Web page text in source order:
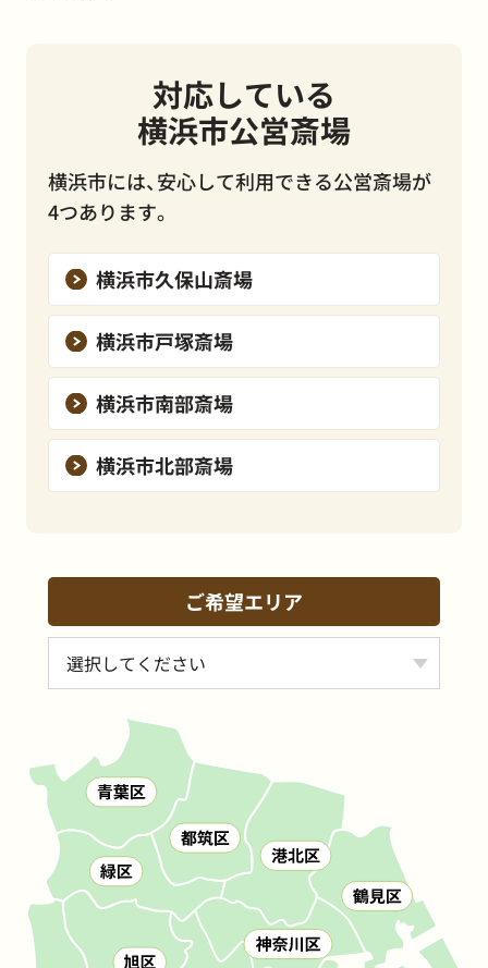
対応している
横浜市公営斎場
横浜市には、安心して利用できる公営斎場が
4つあります。
横浜市久保山斎場
横浜市戸塚斎場
横浜市南部斎場
横浜市北部斎場
ご希望エリア